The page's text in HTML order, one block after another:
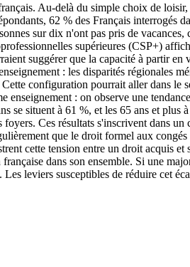
Au-delà du simple choix de
62 % des Français interrogés
sur dix n'ont pas pris de
supérieures (CSP+)
suggérer que la capacité à partir
: les disparités régionales
configuration pourrait aller dans le
: on observe une
se situent à 61 %, et les 65 ans et
Ces résultats s'inscrivent dans
que le droit formel aux
cette tension entre un droit acquis
dans son ensemble. Si une
leviers susceptibles de réduire cet